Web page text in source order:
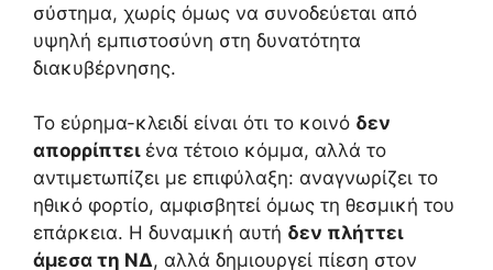
σύστημα, χωρίς όμως να συνοδεύεται από
υψηλή εμπιστοσύνη στη δυνατότητα
διακυβέρνησης.
Το εύρημα-κλειδί είναι ότι το κοινό δεν
απορρίπτειένα τέτοιο κόμμα, αλλά το
αντιμετωπίζει με επιφύλαξη: αναγνωρίζει το
ηθικό φορτίο, αμφισβητεί όμως τη θεσμική του
επάρκεια. Η δυναμική αυτή δεν πλήττει
άμεσα τη ΝΔ, αλλά δημιουργεί πίεση στον